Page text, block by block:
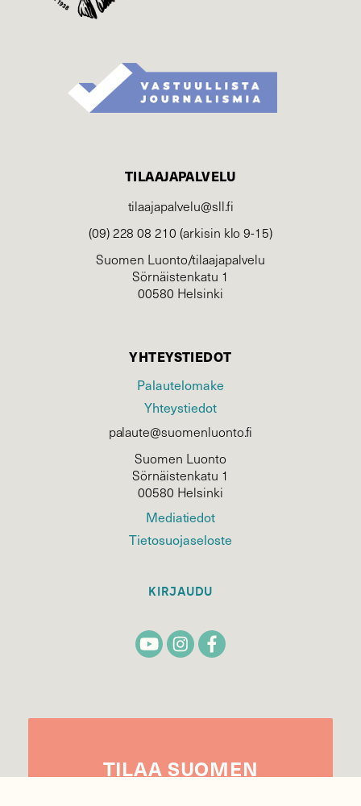
TILAAJAPALVELU
tilaajapalvelu@sll.fi
(09) 228 08 210 (arkisin klo 9-15)
Suomen Luonto/tilaajapalvelu
Sörnäistenkatu 1
00580 Helsinki
YHTEYSTIEDOT
Palautelomake
Yhteystiedot
palaute@suomenluonto.fi
Suomen Luonto
Sörnäistenkatu 1
00580 Helsinki
Mediatiedot
Tietosuojaseloste
KIRJAUDU
TILAA SUOMEN